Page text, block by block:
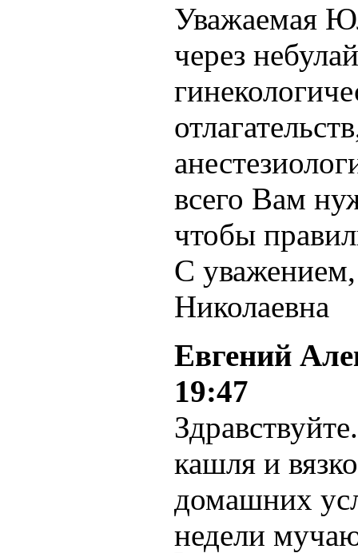
Уважаемая
через
всего Вам
чтобы
С
Николаевна
Евгений
19:47
кашля и
домашних
недели